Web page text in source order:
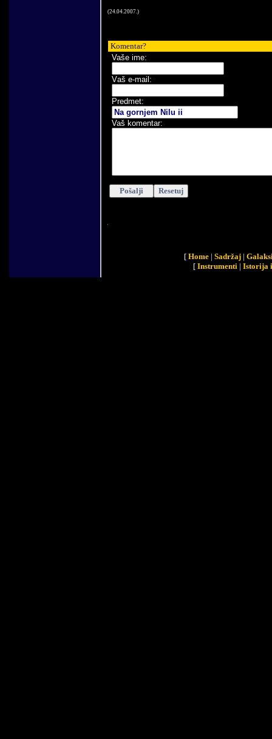
(24 04 .2007 .)
Komentar?
Vaše ime:
Vaš e-mail :
Predmet:
Vaš komentar:
[ Home | Sadržaj |
[ Instrumenti | Istorija